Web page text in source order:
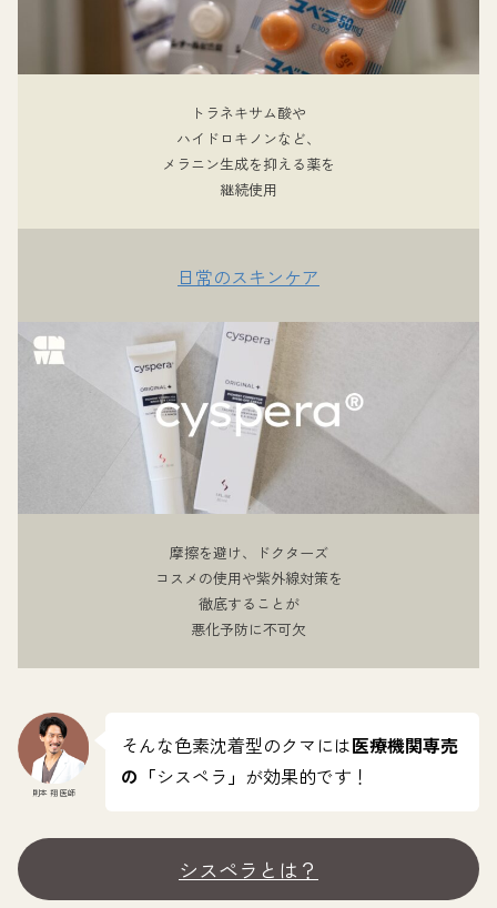
トラネキサム酸や
ハイドロキノンなど、
メラニン生成を抑える薬を
継続使用
日常のスキンケア
摩擦を避け、ドクターズ
コスメの使用や紫外線対策を
徹底することが
悪化予防に不可欠
則本 翔 医師
そんな色素沈着型のクマには医療機関専売
の「シスペラ 」 が効果的です！
シスペラとは？